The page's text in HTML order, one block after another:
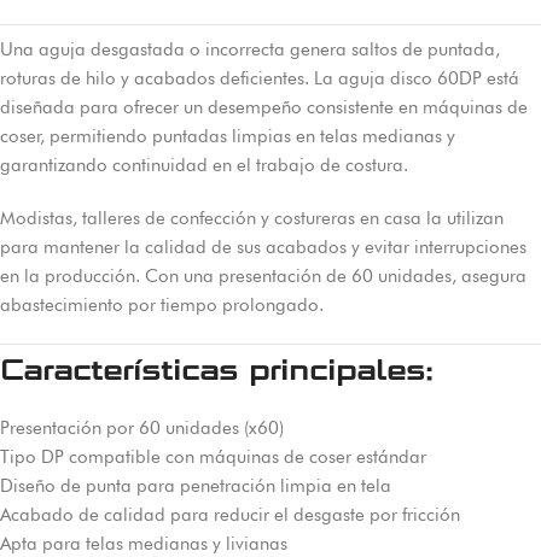
Una aguja desgastada o incorrecta genera saltos de puntada,
roturas de hilo y acabados deficientes. La aguja disco 60DP está
diseñada para ofrecer un desempeño consistente en máquinas de
coser, permitiendo puntadas limpias en telas medianas y
garantizando continuidad en el trabajo de costura.
Modistas, talleres de confección y costureras en casa la utilizan
para mantener la calidad de sus acabados y evitar interrupciones
en la producción. Con una presentación de 60 unidades, asegura
abastecimiento por tiempo prolongado.
Características principales:
Presentación por 60 unidades (x60)
Tipo DP compatible con máquinas de coser estándar
Diseño de punta para penetración limpia en tela
Acabado de calidad para reducir el desgaste por fricción
Apta para telas medianas y livianas